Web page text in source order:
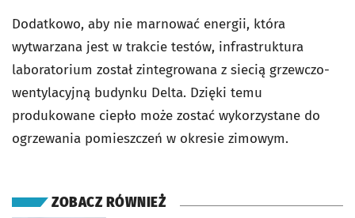
Dodatkowo, aby nie marnować energii, która
wytwarzana jest w trakcie testów, infrastruktura
laboratorium został zintegrowana z siecią grzewczo-
wentylacyjną budynku Delta. Dzięki temu
produkowane ciepło może zostać wykorzystane do
ogrzewania pomieszczeń w okresie zimowym.
ZOBACZ RÓWNIEŻ